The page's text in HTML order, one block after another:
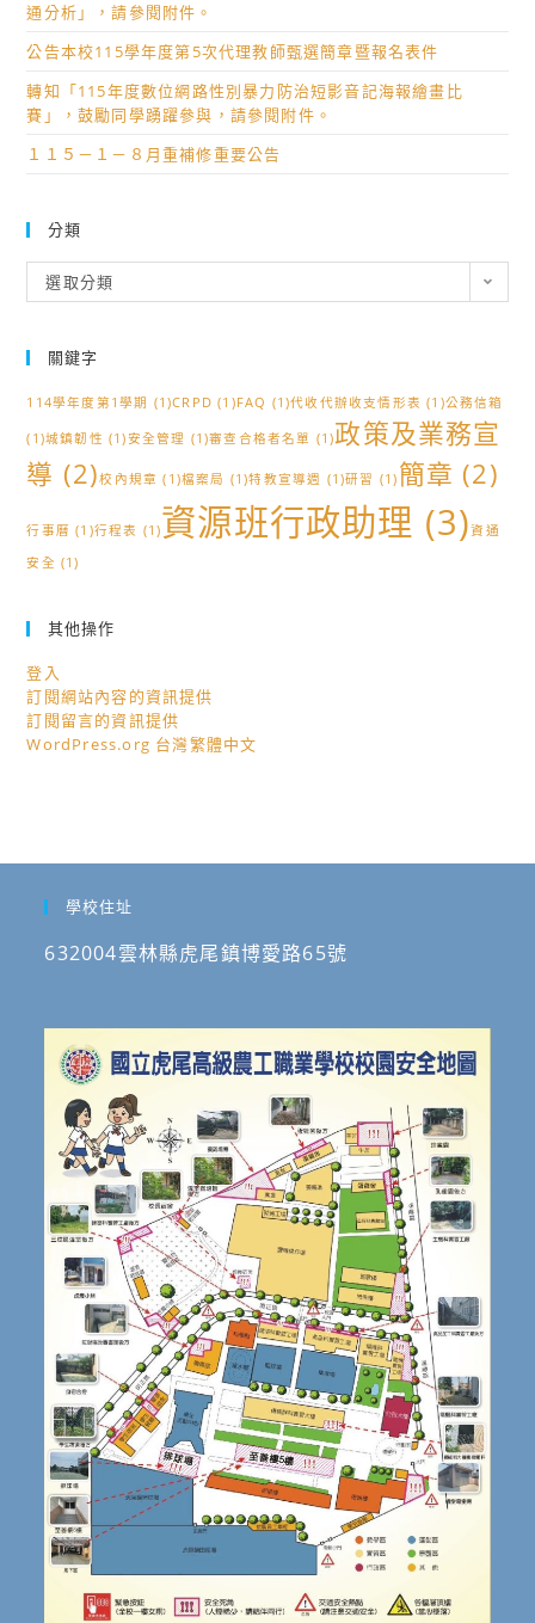
通分析」，請參閱附件。
公告本校115學年度第5次代理教師甄選簡章暨報名表件
轉知「115年度數位網路性別暴力防治短影音記海報繪畫比
賽」，鼓勵同學踴躍參與，請參閱附件。
１１５－１－８月重補修重要公告
分類
類
選取分類
關鍵字
114學年度第1學期 (1)CRPD (1)FAQ (1)代收代辦收支情形表 (1)公務信箱
(1)城鎮韌性 (1)安全管理 (1)審查合格者名單 (1)政策及業務宣
導 (2)校內規章 (1)檔案局 (1)特教宣導週 (1)研習 (1) 簡章 (2)
行事曆 (1)行程表 (1)資源班行政助理 (3)資通
安全 (1)
其他操作
登入
訂閱網站內容的資訊提供
訂閱留言的資訊提供
WordPress.org 台灣繁體中文
學校住址
632004雲林縣虎尾鎮博愛路65號